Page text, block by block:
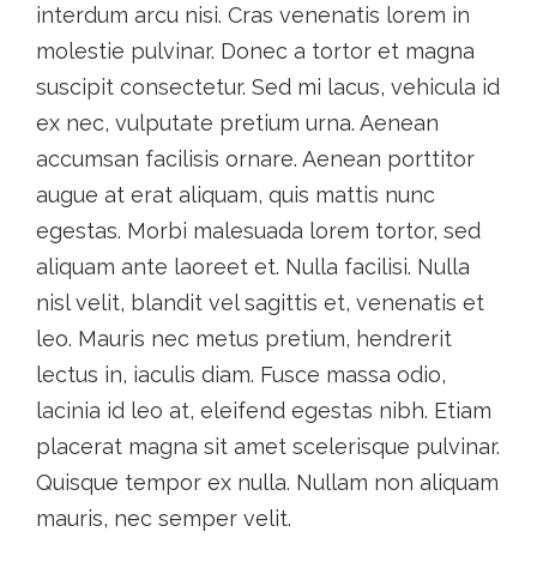
interdum arcu nisi. Cras venenatis lorem in
molestie pulvinar. Donec a tortor et magna
suscipit consectetur. Sed mi lacus, vehicula id
ex nec, vulputate pretium urna. Aenean
accumsan facilisis ornare. Aenean porttitor
augue at erat aliquam, quis mattis nunc
egestas. Morbi malesuada lorem tortor, sed
aliquam ante laoreet et. Nulla facilisi. Nulla
nisl velit, blandit vel sagittis et, venenatis et
leo. Mauris nec metus pretium, hendrerit
lectus in, iaculis diam. Fusce massa odio,
lacinia id leo at, eleifend egestas nibh. Etiam
placerat magna sit amet scelerisque pulvinar.
Quisque tempor ex nulla. Nullam non aliquam
mauris, nec semper velit.